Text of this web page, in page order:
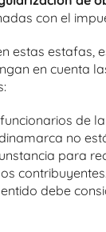
con el
estas estafas,
en cuenta
de
no
para
debe